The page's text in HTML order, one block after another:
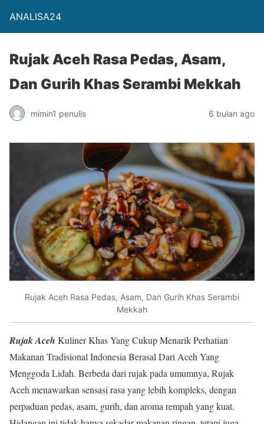
ANALISA24
Rujak Aceh Rasa Pedas, Asam,
Dan Gurih Khas Serambi Mekkah
mimin1 penulis 6 bulan ago
Rujak Aceh Rasa Pedas, Asam, Dan Gurih Khas Serambi
Mekkah
Rujak Aceh Kuliner Khas Yang Cukup Menarik Perhatian
Makanan Tradisional Indonesia Berasal Dari Aceh Yang
Menggoda Lidah. Berbeda dari rujak pada umumnya, Rujak
Aceh menawarkan sensasi rasa yang lebih kompleks, dengan
perpaduan pedas, asam, gurih, dan aroma rempah yang kuat.